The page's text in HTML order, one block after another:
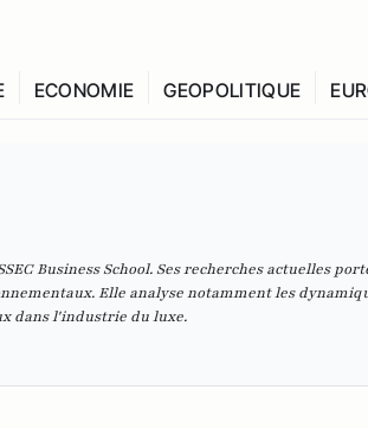
ECONOMIE GEOPOLITIQUE
Business School. Ses recherches actuelles
Elle analyse notamment les
dans l'industrie du luxe.